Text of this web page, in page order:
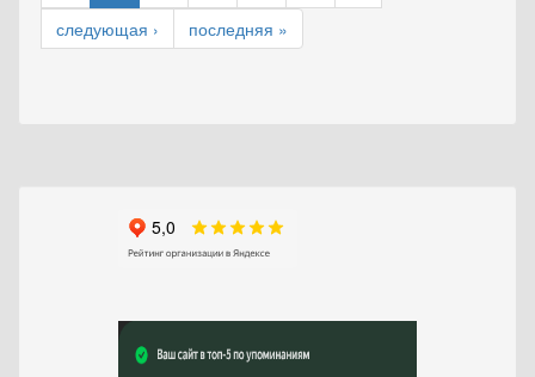
следующая ›
последняя »